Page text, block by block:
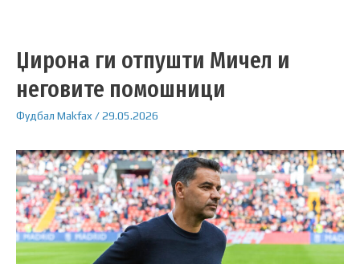
Џирона ги отпушти Мичел и
неговите помошници
Фудбал Makfax /29.05.2026